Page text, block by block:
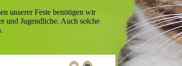
unserer Feste benötigen wir
und Jugendliche. Auch solche